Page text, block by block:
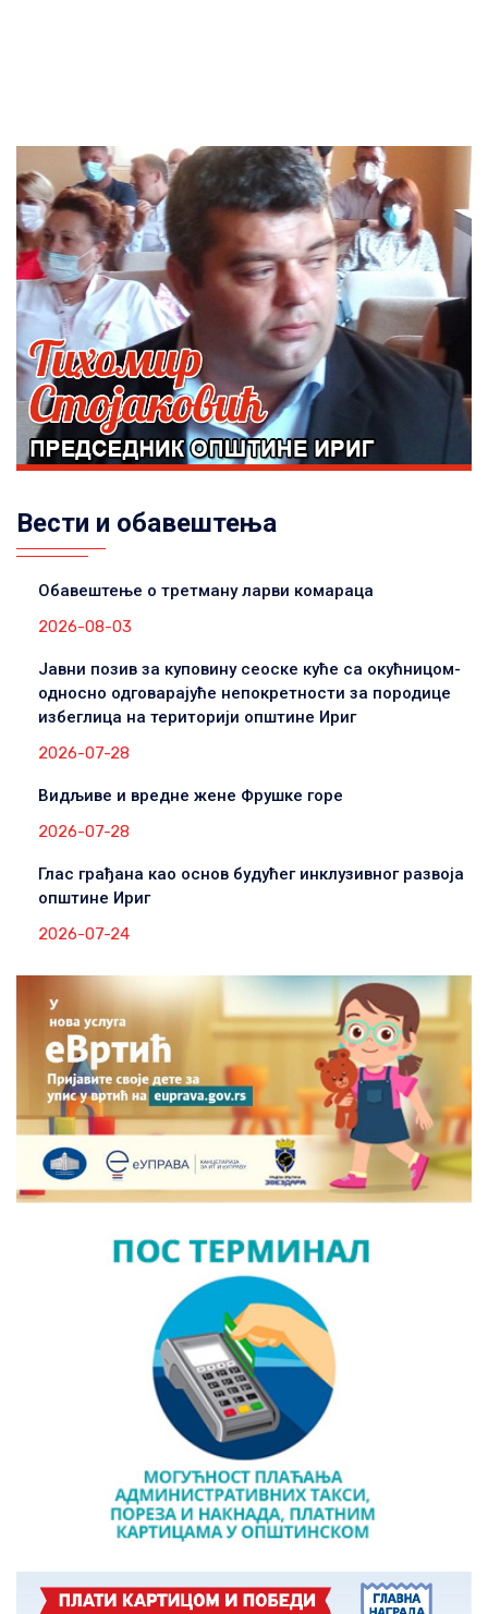
Вести и обавештења
Обавештење о третману ларви комараца
2026-08-03
Јавни позив за куповину сеоске куће са окућницом-
односно одговарајуће непокретности за породице
избеглица на територији општине Ириг
2026-07-28
Видљиве и вредне жене Фрушке горе
2026-07-28
Глас грађана као основ будућег инклузивног развоја
општине Ириг
2026-07-24